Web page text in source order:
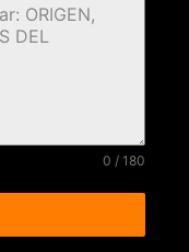
0 / 180